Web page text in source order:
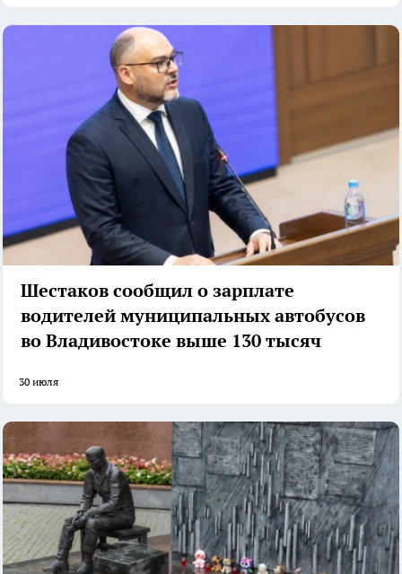
Шестаков сообщил о зарплате
водителей муниципальных автобусов
во Владивостоке выше 130 тысяч
30 июля